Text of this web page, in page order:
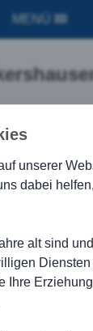
MENÜ
unserer
dabei
alt sind
Diensten
Ihre